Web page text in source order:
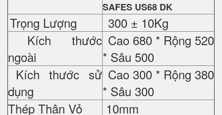
SAFES US68 DK
Trọng Lượng
300 ± 10Kg
Kích thước
ngoài
Cao 680 * Rộng 520
* Sâu 500
Kích thước sử
dụng
Cao 300 * Rộng 380
* Sâu 300
Thép Thân Vỏ
10mm